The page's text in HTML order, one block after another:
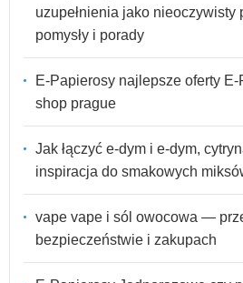
uzupełnienia jako nieoczywisty
pomysły i porady
E-Papierosy najlepsze oferty
shop prague
Jak łączyć e-dym i e-dym,
inspiracja do smakowych
vape vape i sól owocowa —
bezpieczeństwie i zakupach